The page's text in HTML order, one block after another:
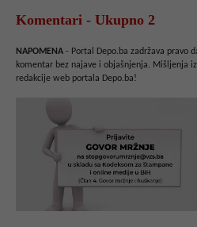
Komentari - Ukupno 2
NAPOMENA - Portal Depo.ba zadržava pravo
komentar bez najave i objašnjenja. Mišljenja
redakcije web portala Depo.ba!